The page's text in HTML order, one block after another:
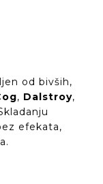
od bivših,
, Dalstroy,
efekata,